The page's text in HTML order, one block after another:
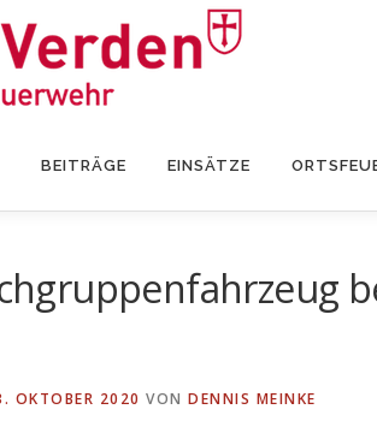
BEITRÄGE EINSÄTZE
OKTOBER 2020 VON DENNIS MEINKE